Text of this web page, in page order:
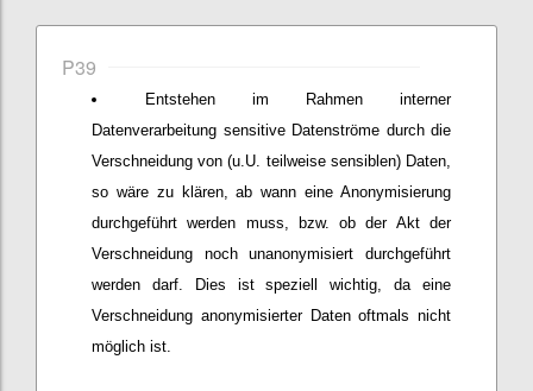
P39
Entstehen im Rahmen interner
Datenverarbeitung sensitive Datenströme durch die
Verschneidung von (u.U. teilweise sensiblen) Daten,
so wäre zu klären, ab wann eine Anonymisierung
durchgeführt werden muss, bzw. ob der Akt der
Verschneidung noch unanonymisiert durchgeführt
werden darf. Dies ist speziell wichtig, da eine
Verschneidung anonymisierter Daten oftmals nicht
möglich ist.